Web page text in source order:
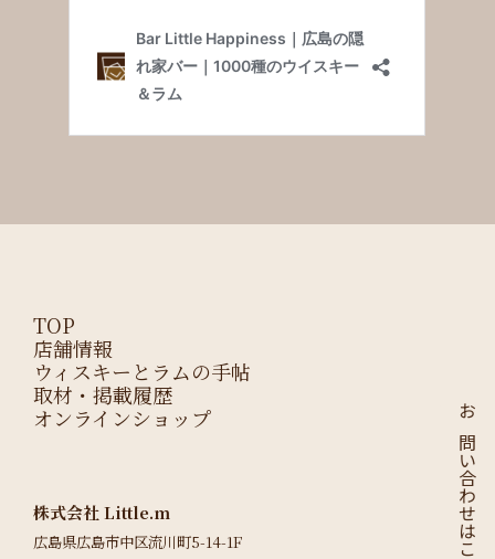
お問い合わせはこちら
TOP
店舗情報
ウィスキーとラムの手帖
取材・掲載履歴
オンラインショップ
株式会社 Little.m
広島県広島市中区流川町5-14-1F